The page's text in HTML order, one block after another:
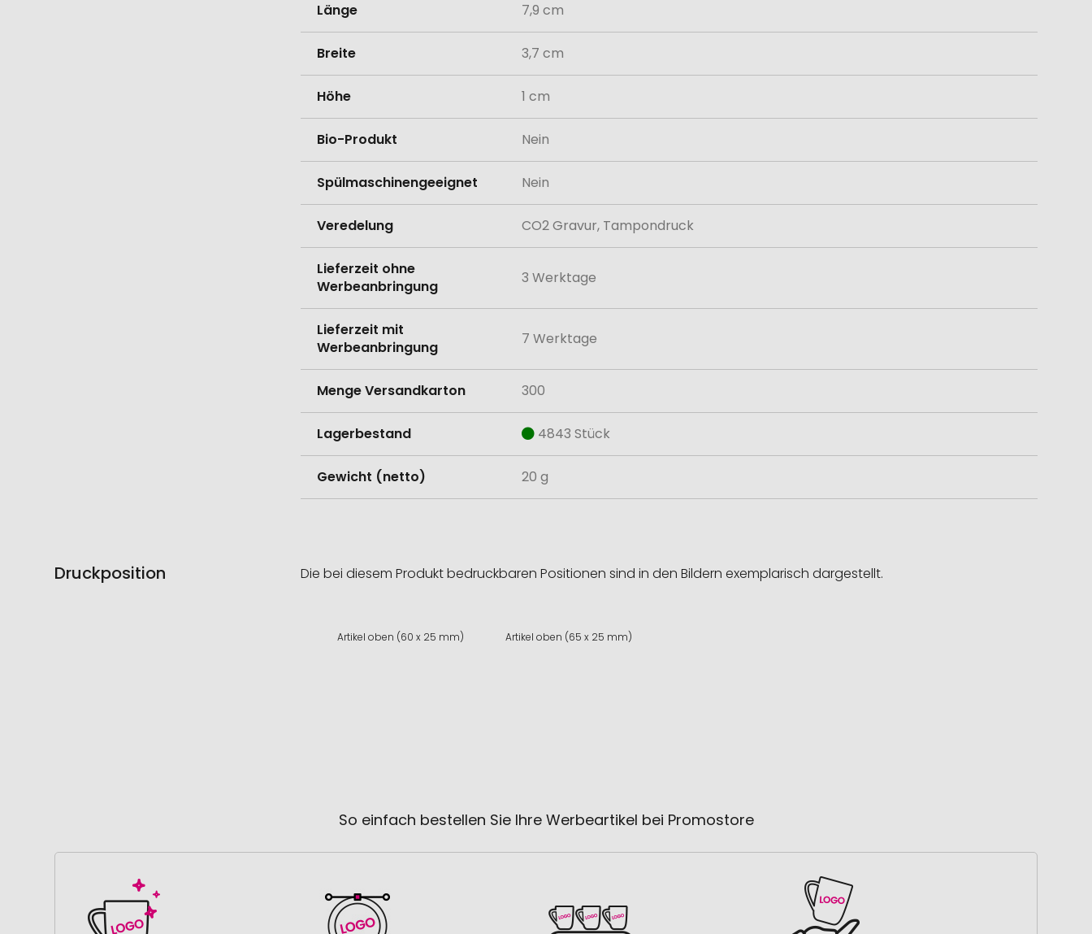
Länge 7,9 cm
Breite 3,7 cm
Höhe 1 cm
Bio-Produkt Nein
Spülmaschinengeeignet Nein
Veredelung CO2 Gravur, Tampondruck
Lieferzeit ohne
Werbeanbringung
3 Werktage
Lieferzeit mit
Werbeanbringung
7 Werktage
Menge Versandkarton 300
Lagerbestand 4843 Stück
Gewicht (netto) 20 g
Druckposition Die bei diesem Produkt bedruckbaren Positionen sind in den Bildern exemplarisch dargestellt.
Artikel oben (60 x 25 mm) Artikel oben (65 x 25 mm)
So einfach bestellen Sie Ihre Werbeartikel bei Promostore